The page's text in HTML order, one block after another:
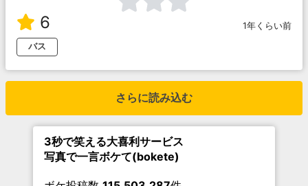
6
1年くらい前
バス
さらに読み込む
3秒で笑える大喜利サービス
写真で一言ボケて(bokete)